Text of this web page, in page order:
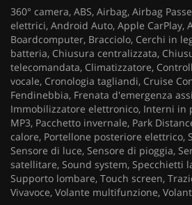
360° camera, ABS, Airbag, Airbag
elettrici, Android Auto, Apple CarPlay,
Boardcomputer, Bracciolo, Cerchi in
batteria, Chiusura centralizzata,
telecomandata, Climatizzatore,
vocale, Cronologia tagliandi, Cruise
Fendinebbia, Frenata d'emergenza
Immobilizzatore elettronico, Interni in
MP3, Pacchetto invernale, Park
calore, Portellone posteriore elettrico,
Sensore di luce, Sensore di pioggia,
satellitare, Sound system, Specchietti
Supporto lombare, Touch screen,
Vivavoce, Volante multifunzione,